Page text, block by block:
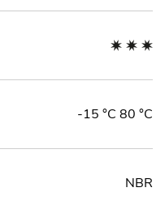
-15 °C 80 °C
NBR